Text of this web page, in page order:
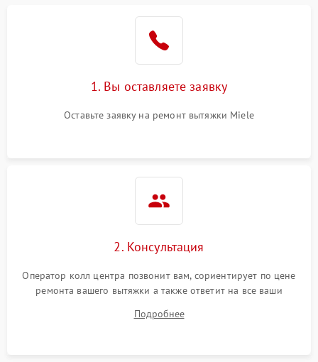
1000 ₽
1. Вы оставляете заявку
Оставьте заявку на ремонт вытяжки Miele
2. Консультация
Оператор колл центра позвонит вам, сориентирует по цене
ремонта вашего вытяжки а также ответит на все ваши
Подробнее